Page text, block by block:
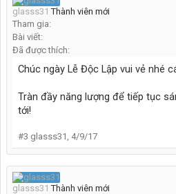
glasss31 Thành viên mới
Tham gia:
Bài viết:
Đã được thích:
Chúc ngày Lễ Độc Lập vui vẻ nhé
Tràn đầy năng lượng để tiếp tục
tới!
#3 glasss31, 4/9/17
glasss31 Thành viên mới